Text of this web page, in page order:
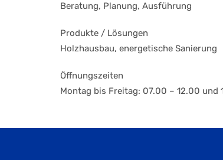
Beratung, Planung, Ausführung
Produkte / Lösungen
Holzhausbau, energetische Sanierung
Öffnungszeiten
Montag bis Freitag: 07.00 – 12.00 und